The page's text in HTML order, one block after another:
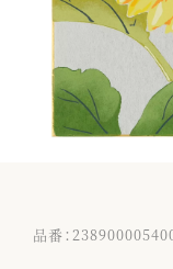
品番：